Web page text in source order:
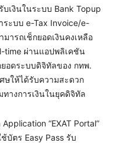
บเงินในระบบ Bank Topup
ระบบ e-Tax Invoice/e-
ารถเช็กยอดเงินคงเหลือ
time ผ่านแอปพลิเคชัน
อดระบบดิจิทัลของ กทพ.
ษให้ได้รับความสะดวก
างการเงินในยุคดิจิทัล
“EXAT Portal”
บัตร Easy Pass รับ